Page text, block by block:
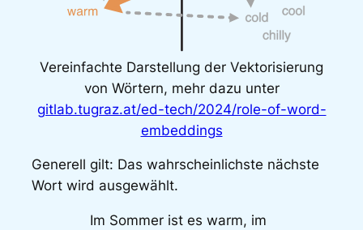
Vereinfachte Darstellung der Vektorisierung
von Wörtern, mehr dazu unter
gitlab.tugraz.at/ed-tech/2024/role-of-word-
embeddings
Generell gilt: Das wahrscheinlichste nächste
Wort wird ausgewählt.
Im Sommer ist es warm, im